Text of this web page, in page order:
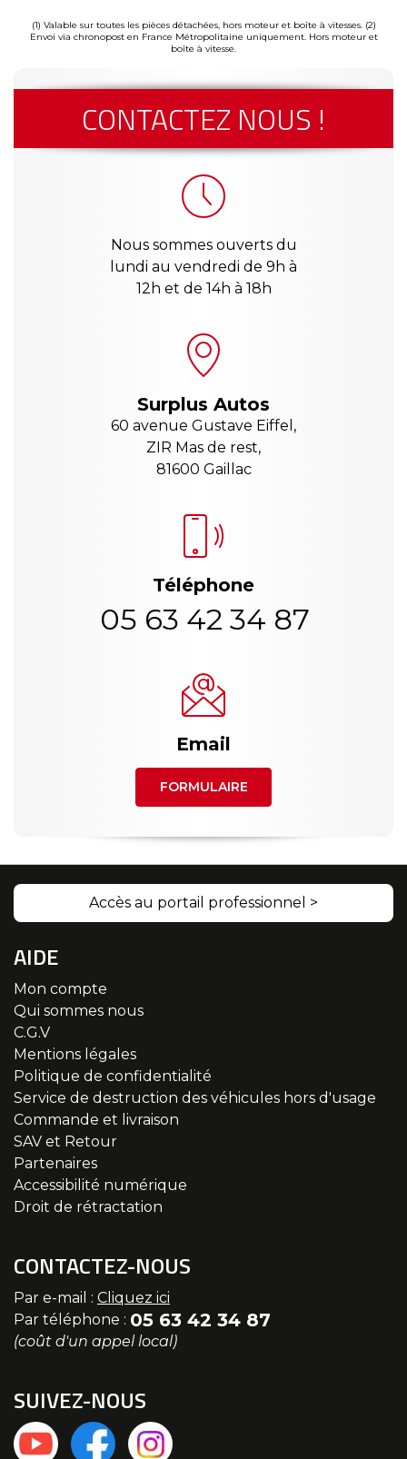
(1) Valable sur toutes les pièces détachées, hors moteur et boîte à vitesses. (2)
Envoi via chronopost en France Métropolitaine uniquement. Hors moteur et
boîte à vitesse.
CONTACTEZ NOUS !
Nous sommes ouverts du
lundi au vendredi de 9h à
12h et de 14h à 18h
Surplus Autos
60 avenue Gustave Eiffel,
ZIR Mas de rest,
81600 Gaillac
Téléphone
05 63 42 34 87
Email
FORMULAIRE
Accès au portail professionnel >
AIDE
Mon compte
Qui sommes nous
C.G.V
Mentions légales
Politique de confidentialité
Service de destruction des véhicules hors d'usage
Commande et livraison
SAV et Retour
Partenaires
Accessibilité numérique
Droit de rétractation
CONTACTEZ-NOUS
Par e-mail : Cliquez ici
Par téléphone : 05 63 42 34 87
(coût d'un appel local)
SUIVEZ-NOUS